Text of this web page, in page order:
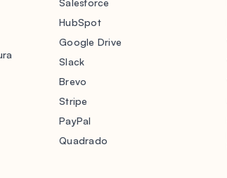
HubSpot
Google Drive
Slack
Brevo
Stripe
PayPal
Quadrado